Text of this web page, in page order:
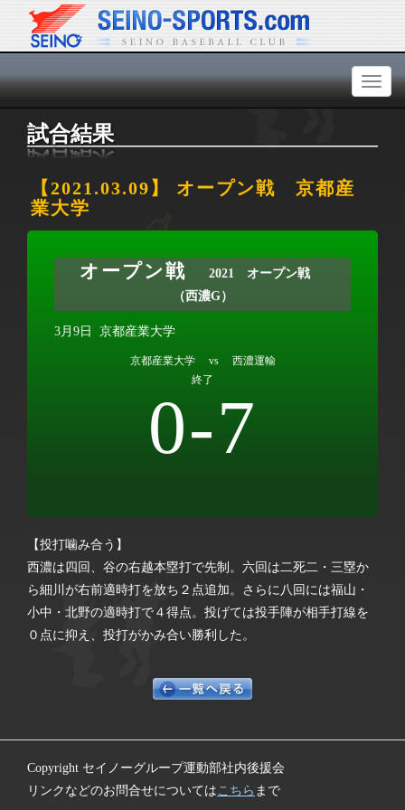
Toggle
試合結果
【2021.03.09】 オープン戦 京都産
業大学
オープン戦
2021 オープン戦
（西濃G）
3月9日 京都産業大学
京都産業大学 vs 西濃運輸
終了
0-7
【投打噛み合う】
西濃は四回、谷の右越本塁打で先制。六回は二死二・三塁か
ら細川が右前適時打を放ち２点追加。さらに八回には福山・
小中・北野の適時打で４得点。投げては投手陣が相手打線を
０点に抑え、投打がかみ合い勝利した。
Copyright セイノーグループ運動部社内後援会
リンクなどのお問合せについてはこちら まで